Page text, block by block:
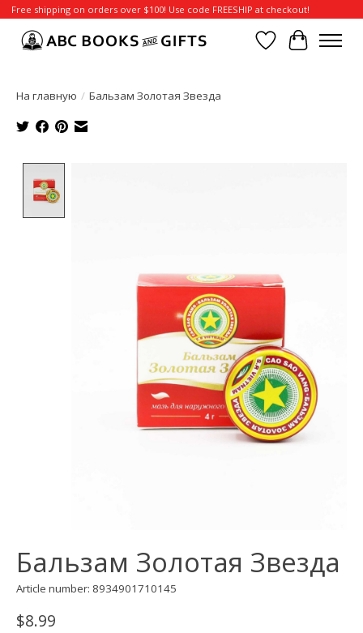
Free shipping on orders over $100! Use code FREESHIP at checkout!
Отложенные
Корзина
На главную / Бальзам Золотая Звезда
Бальзам Золотая Звезда
Article number: 8934901710145
$8.99